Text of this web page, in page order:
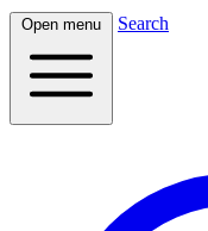
Open menu Search